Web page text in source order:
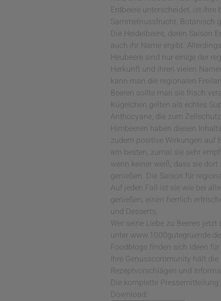
Erdbeere unterscheidet, ist
Sammelnussfrucht. Botanisch
Die Heidelbeere, deren Saison
auch ihr Name ergibt.
Heubeere sind nur einige der
Herkunft und ihren vielen
kann man die regionalen
Beeren sollte man sie frisch
Kügelchen gelten als echtes
Anthocyane, die zum
Himbeeren haben diesen
zudem positive Wirkungen auf
am besten, zumal sie sehr
wenn keiner weiß, dass sie
genießen. Die Saison für
Auf jeden Fall ist sie wie bei
genießen, einen herrlich
und Desserts.
Wer seine Liebe zu Beeren
unter
Foodblogs finden sich Ideen
Ihre Genusscommunity hält
Rezeptvorschlägen und
Die komplette
Download: